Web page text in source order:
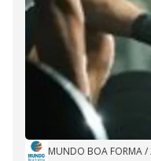
MUNDO BOA FORMA/